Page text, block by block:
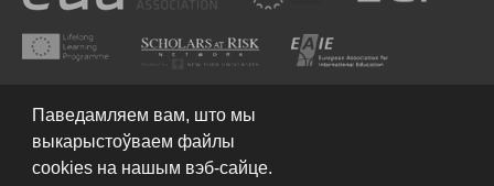
Паведамляем вам, што мы
выкарыстоўваем файлы
cookies на нашым вэб-сайце.